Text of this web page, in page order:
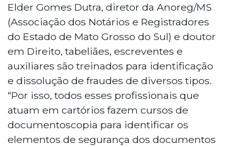
Elder Gomes Dutra, diretor da Anoreg/MS
(Associação dos Notários e Registradores
do Estado de Mato Grosso do Sul) e doutor
em Direito, tabeliães, escreventes e
auxiliares são treinados para identificação
e dissolução de fraudes de diversos tipos.
“Por isso, todos esses profissionais que
atuam em cartórios fazem cursos de
documentoscopia para identificar os
elementos de segurança dos documentos